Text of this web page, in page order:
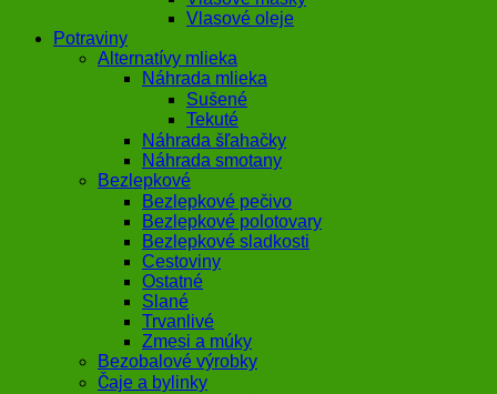
Vlasové oleje
Potraviny
Alternatívy mlieka
Náhrada mlieka
Sušené
Tekuté
Náhrada šľahačky
Náhrada smotany
Bezlepkové
Bezlepkové pečivo
Bezlepkové polotovary
Bezlepkové sladkosti
Cestoviny
Ostatné
Slané
Trvanlivé
Zmesi a múky
Bezobalové výrobky
Čaje a bylinky